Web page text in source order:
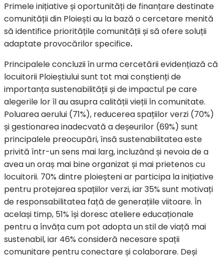
Primele inițiative și oportunități de finanțare destinate
comunității din Ploiești au la bază o cercetare menită
să identifice prioritățile comunității și să ofere soluții
adaptate provocărilor specifice.
Principalele concluzii în urma cercetării evidențiază că
locuitorii Ploieștiului sunt tot mai conștienți de
importanța sustenabilității și de impactul pe care
alegerile lor îl au asupra calității vieții în comunitate.
Poluarea aerului (71%), reducerea spațiilor verzi (70%)
și gestionarea inadecvată a deșeurilor (69%) sunt
principalele preocupări, însă sustenabilitatea este
privită într-un sens mai larg, incluzând și nevoia de a
avea un oraș mai bine organizat și mai prietenos cu
locuitorii. 70% dintre ploieșteni ar participa la inițiative
pentru protejarea spațiilor verzi, iar 35% sunt motivați
de responsabilitatea față de generațiile viitoare. În
același timp, 51% își doresc ateliere educaționale
pentru a învăța cum pot adopta un stil de viață mai
sustenabil, iar 46% consideră necesare spații
comunitare pentru conectare și colaborare. Deși